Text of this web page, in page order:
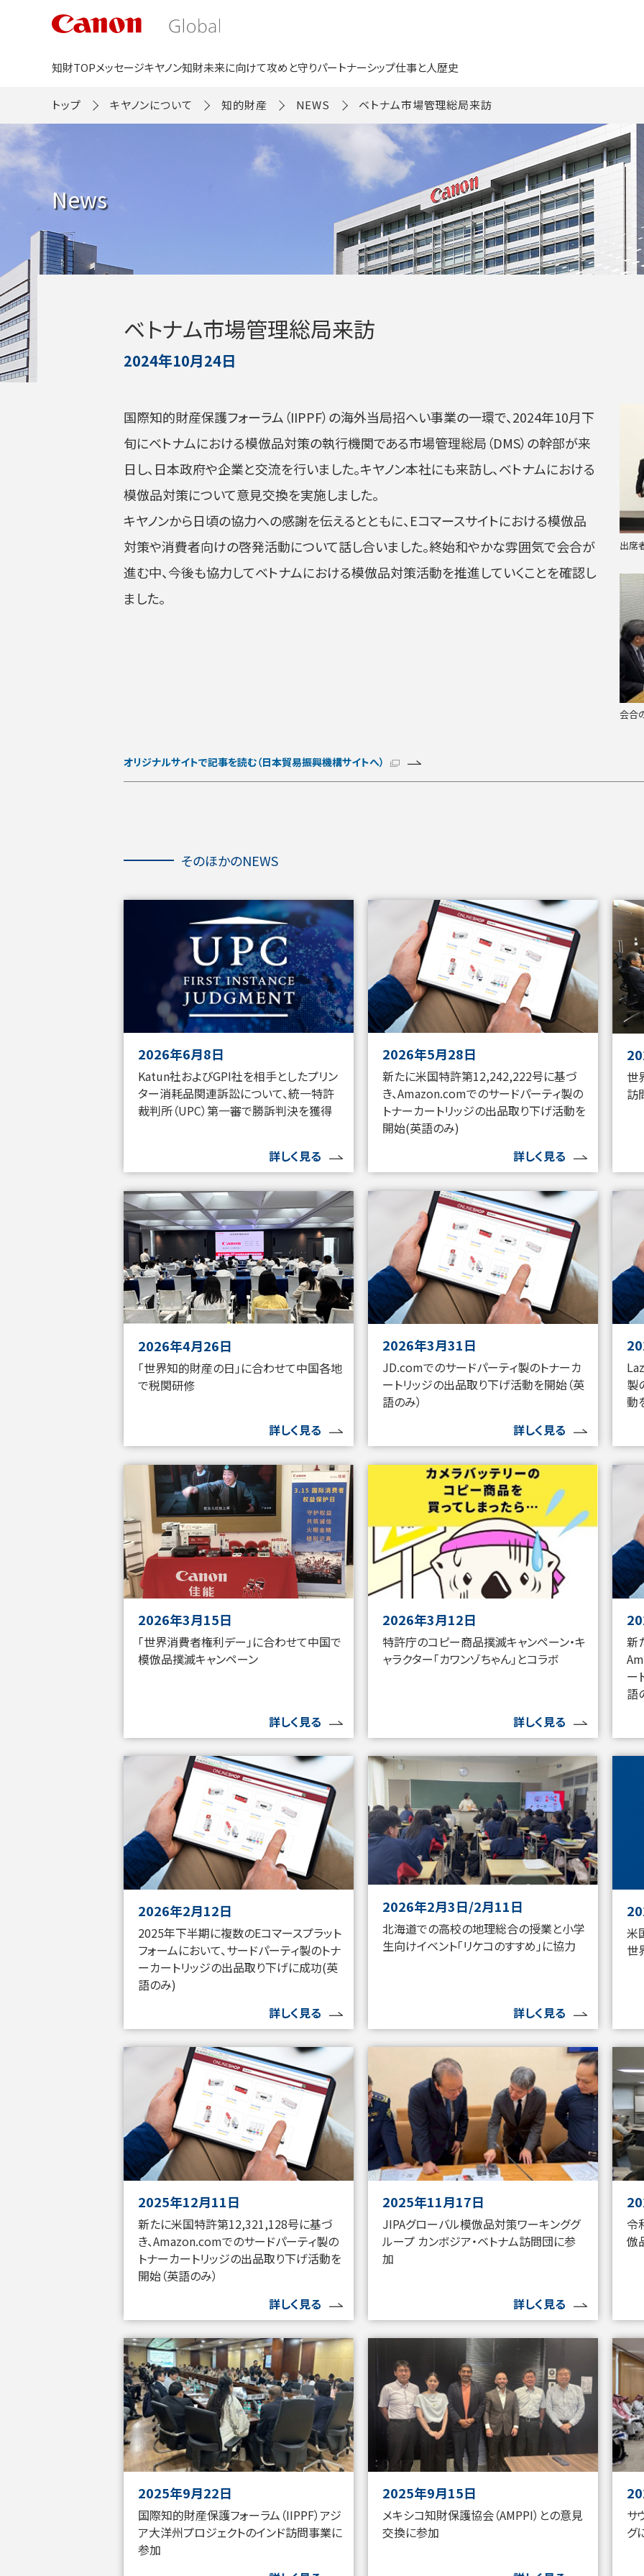
移
動
す
知財TOPメッセージキヤノン知財未来に向けて攻めと守りパートナーシップ仕事と人歴史
トップ キヤノンについて 知的財産 NEWS ベトナム市場管理総局来訪
News
ベトナム市場管理総局来訪
2024年10月24日
国際知的財産保護フォーラム（IIPPF）の海外当局招へい事業の一環で、2024年10月下
旬にベトナムにおける模倣品対策の執行機関である市場管理総局（DMS）の幹部が来
日し、日本政府や企業と交流を行いました。キヤノン本社にも来訪し、ベトナムにおける
模倣品対策について意見交換を実施しました。
キヤノンから日頃の協力への感謝を伝えるとともに、Eコマースサイトにおける模倣品
対策や消費者向けの啓発活動について話し合いました。終始和やかな雰囲気で会合が
進む中、今後も協力してベトナムにおける模倣品対策活動を推進していくことを確認し
ました。
出席
会合
オリジナルサイトで記事を読む（日本貿易振興機構サイトへ）
そのほかのNEWS
ほ
NEWS
を
2026年6月8日
Katun社およびGPI社を相手としたプリン
ター消耗品関連訴訟について、統一特許
裁判所（UPC）第一審で勝訴判決を獲得
詳しく見る
2026年5月28日
新たに米国特許第12,242,222号に基づ
き、Amazon.comでのサードパーティ製の
トナーカートリッジの出品取り下げ活動を
開始(英語のみ)
詳しく見る
世
訪
2026年4月26日
「世界知的財産の日」に合わせて中国各地
で税関研修
詳しく見る
2026年3月31日
JD.comでのサードパーティ製のトナーカ
ートリッジの出品取り下げ活動を開始（英
語のみ）
詳しく見る
製
動
2026年3月15日
「世界消費者権利デー」に合わせて中国で
模倣品撲滅キャンペーン
詳しく見る
2026年3月12日
特許庁のコピー商品撲滅キャンペーン・キ
ャラクター「カワンゾちゃん」とコラボ
詳しく見る
新
ー
語
2026年2月12日
2025年下半期に複数のEコマースプラット
フォームにおいて、サードパーティ製のトナ
ーカートリッジの出品取り下げに成功(英
語のみ)
詳しく見る
2026年2月3日/2月11日
北海道での高校の地理総合の授業と小学
生向けイベント「リケコのすすめ」に協力
詳しく見る
米
世
2025年12月11日
新たに米国特許第12,321,128号に基づ
き、Amazon.comでのサードパーティ製の
トナーカートリッジの出品取り下げ活動を
開始（英語のみ）
詳しく見る
2025年11月17日
JIPAグローバル模倣品対策ワーキンググ
ループ カンボジア・ベトナム訪問団に参
加
詳しく見る
令
倣
2025年9月22日
国際知的財産保護フォーラム（IIPPF）アジ
ア大洋州プロジェクトのインド訪問事業に
参加
2025年9月15日
メキシコ知財保護協会（AMPPI）との意見
交換に参加
サ
グ